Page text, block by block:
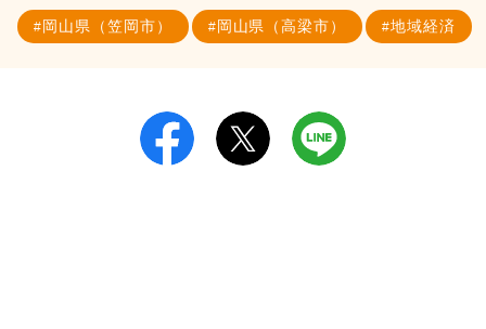
岡山県（笠岡市） 岡山県（高梁市） 地域経済